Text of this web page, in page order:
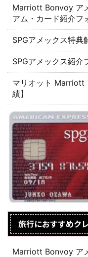
Marriott Bonvoy ア
アム・カード紹介フ
SPGアメックス特典
SPGアメックス紹介
マリオット Marriott
績】
旅行におすすめク
Marriott Bonvoy ア